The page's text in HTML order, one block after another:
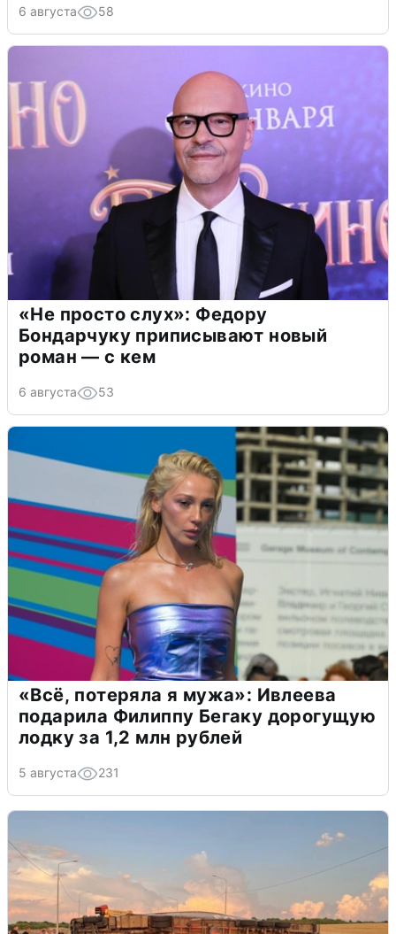
6 августа 58
«Не просто слух»: Федору
Бондарчуку приписывают новый
роман — с кем
6 августа 53
«Всё, потеряла я мужа»: Ивлеева
подарила Филиппу Бегаку дорогущую
лодку за 1,2 млн рублей
5 августа 231